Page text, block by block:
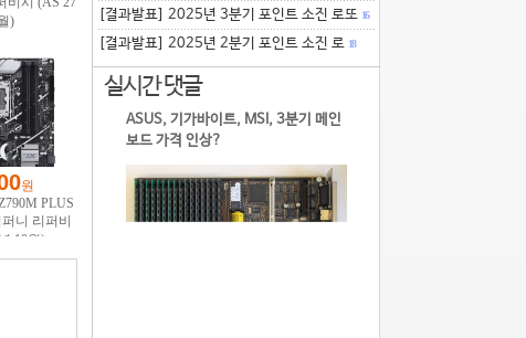
[결과발표] 2025년 3분기 포인트 소진 로또 16
[결과발표] 2025년 2분기 포인트 소진 로 18
실시간 댓글
ASUS, 기가바이트, MSI, 3분기 메인
보드 가격 인상?